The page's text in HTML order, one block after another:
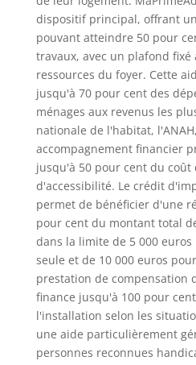
dispositif principal, offrant
pouvant atteindre 50 pour
travaux, avec un plafond fixé
ressources du foyer. Cette
jusqu'à 70 pour cent des
ménages aux revenus les
nationale de l'habitat,
accompagnement financier
jusqu'à 50 pour cent du coût
d'accessibilité. Le crédit
permet de bénéficier d'une
pour cent du montant total
dans la limite de 5 000
seule et de 10 000 euros
prestation de compensation
finance jusqu'à 100 pour
l'installation selon les
une aide particulièrement
personnes reconnues